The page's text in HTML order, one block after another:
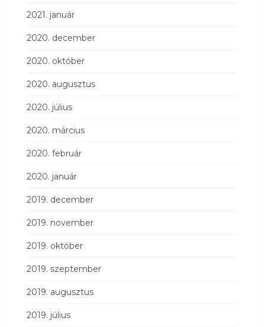
2021. január
2020. december
2020. október
2020. augusztus
2020. július
2020. március
2020. február
2020. január
2019. december
2019. november
2019. október
2019. szeptember
2019. augusztus
2019. július